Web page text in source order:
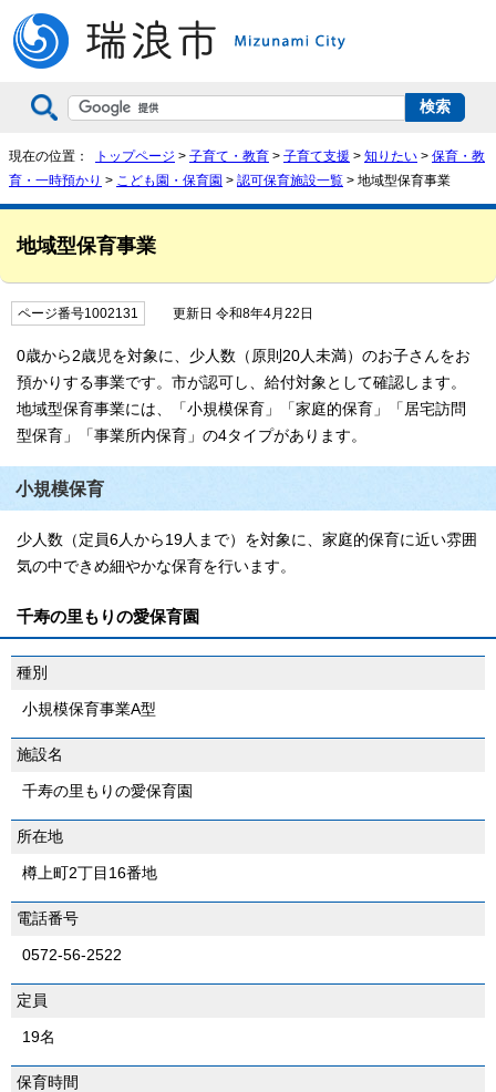
現在の位置： トップページ > 子育て・教育 > 子育て支援 > 知りたい > 保育・教
育・一時預かり > こども園・保育園 > 認可保育施設一覧 > 地域型保育事業
地域型保育事業
ページ番号1002131 更新日 令和8年4月22日
0歳から2歳児を対象に、少人数（原則20人未満）のお子さんをお
預かりする事業です。市が認可し、給付対象として確認します。
地域型保育事業には、「小規模保育」「家庭的保育」「居宅訪問
型保育」「事業所内保育」の4タイプがあります。
小規模保育
少人数（定員6人から19人まで）を対象に、家庭的保育に近い雰囲
気の中できめ細やかな保育を行います。
千寿の里もりの愛保育園
種別
小規模保育事業A型
施設名
千寿の里もりの愛保育園
所在地
樽上町2丁目16番地
電話番号
0572-56-2522
定員
19名
保育時間